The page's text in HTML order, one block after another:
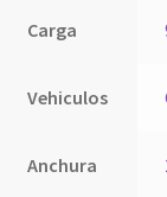
Carga
Vehiculos
Anchura